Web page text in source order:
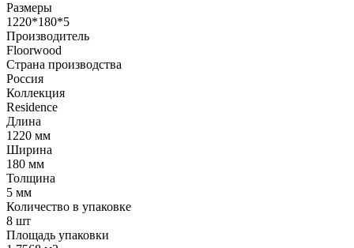
Размеры
1220*180*5
Производитель
Floorwood
Страна производства
Россия
Коллекция
Residence
Длина
1220 мм
Ширина
180 мм
Толщина
5 мм
Количество в упаковке
8 шт
Площадь упаковки